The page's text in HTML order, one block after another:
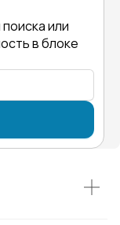
или
в блоке